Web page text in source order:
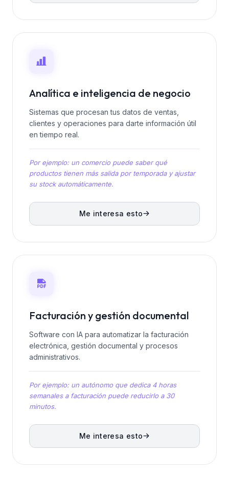
Analítica e inteligencia de negocio
Sistemas que procesan tus datos de ventas,
clientes y operaciones para darte información útil
en tiempo real.
Por ejemplo: un comercio puede saber qué
productos tienen más salida por temporada y ajustar
su stock automáticamente.
Me interesa esto
Facturación y gestión documental
Software con IA para automatizar la facturación
electrónica, gestión documental y procesos
administrativos.
Por ejemplo: un autónomo que dedica 4 horas
semanales a facturación puede reducirlo a 30
minutos.
Me interesa esto